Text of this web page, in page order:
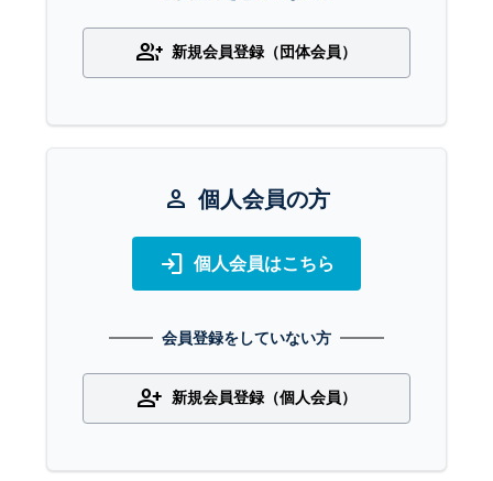
group_add 新規会員登録（団体会員）
person 個人会員の方
login 個人会員はこちら
会員登録をしていない方
person_add 新規会員登録（個人会員）